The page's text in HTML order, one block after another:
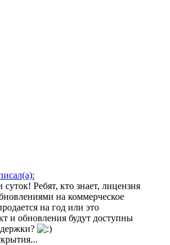
Ребят, кто знает, лицензия
на коммерческое
на год или это
и обновления будут доступны